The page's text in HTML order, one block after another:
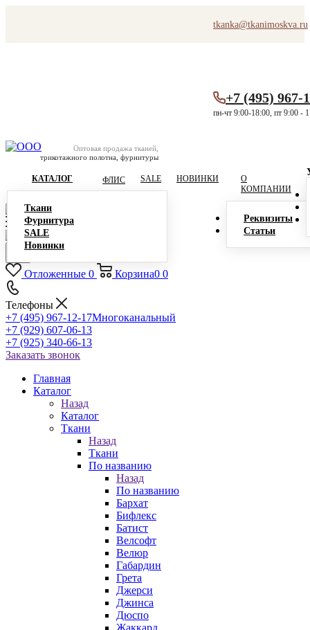
tkanka@tkanimoskva.ru
Оптовая продажа тканей,
трикотажного полотна, фурнитуры
+7 (495) 967-
пн-чт 9:00-18:00, пт 9:00 -
КАТАЛОГ
Ткани
Фурнитура
SALE
Новинки
ФЛИС SALE НОВИНКИ
О
КОМПАНИИ
Реквизиты
Статьи
Отложенные 0 Корзина0 0
Телефоны
+7 (495) 967-12-17Многоканальный
+7 (929) 607-06-13
+7 (925) 340-66-13
Заказать звонок
Главная
Каталог
Назад
Каталог
Ткани
Назад
Ткани
По названию
Назад
По названию
Бархат
Бифлекс
Батист
Велсофт
Велюр
Габардин
Грета
Джерси
Джинса
Дюспо
Жаккард